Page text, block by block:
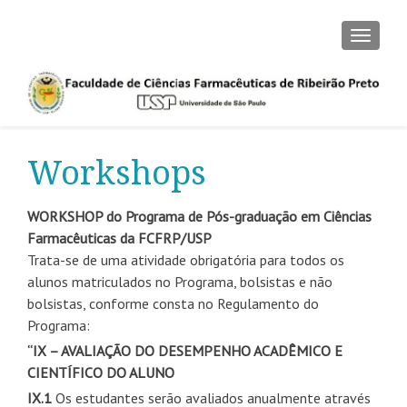
Workshops
WORKSHOP do Programa de Pós-graduação em Ciências
Farmacêuticas da FCFRP/USP
Trata-se de uma atividade obrigatória para todos os
alunos matriculados no Programa, bolsistas e não
bolsistas, conforme consta no Regulamento do
Programa:
“IX – AVALIAÇÃO DO DESEMPENHO ACADÊMICO E
CIENTÍFICO DO ALUNO
IX.1 Os estudantes serão avaliados anualmente através